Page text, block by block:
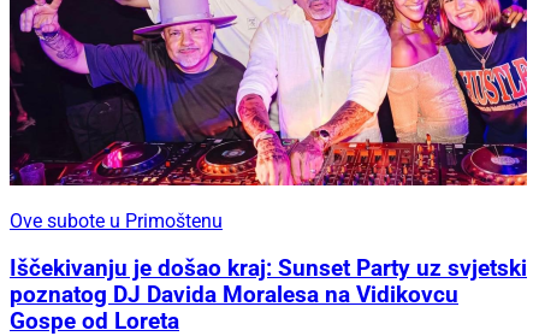
Ove subote u Primoštenu
Iščekivanju je došao kraj: Sunset Party uz svjetski
poznatog DJ Davida Moralesa na Vidikovcu
Gospe od Loreta